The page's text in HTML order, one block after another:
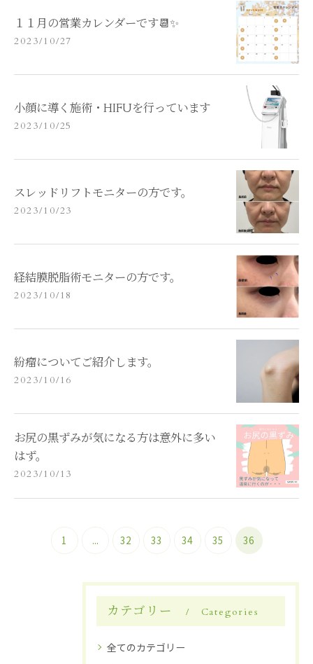
１１月の営業カレンダーです📆✨
2023/10/27
小顔に導く施術・HIFUを行っています
2023/10/25
スレッドリフトモニターの方です。
2023/10/23
経結膜脱脂術モニターの方です。
2023/10/18
紛瘤についてご紹介します。
2023/10/16
お尻の黒ずみが気になる方は意外に多い
はず。
2023/10/13
1 ... 32 33 34 35 36
カテゴリー Categories
全てのカテゴリー